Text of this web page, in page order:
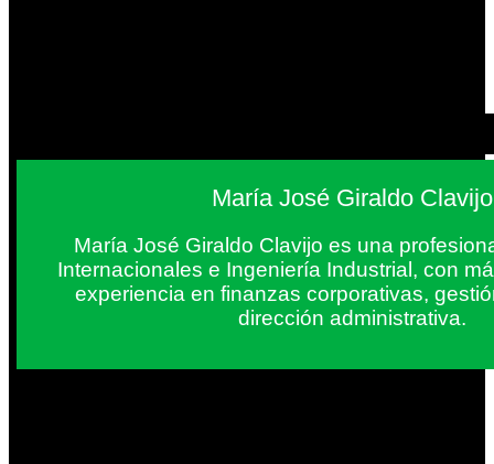
María José Giraldo Clavijo
María José Giraldo Clavijo es una
Internacionales e Ingeniería Industrial, con
experiencia en finanzas corporativas,
dirección administrativa.